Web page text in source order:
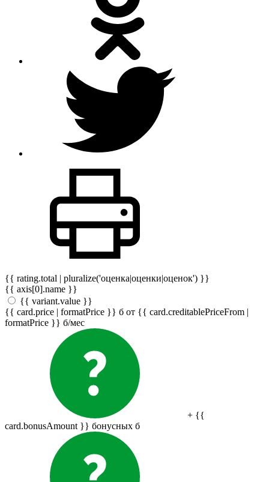
{{ rating.total | pluralize('оценка|оценки|оценок') }}
{{ axis[0].name }}
{{ variant.value }}
{{ card.price | formatPrice }} б от {{ card.creditablePriceFrom |
formatPrice }} б/мес
+ {{
card.bonusAmount }} бонусных б